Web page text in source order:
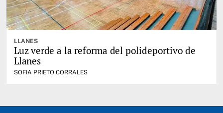
LLANES
Luz verde a la reforma del polideportivo de
Llanes
SOFIA PRIETO CORRALES